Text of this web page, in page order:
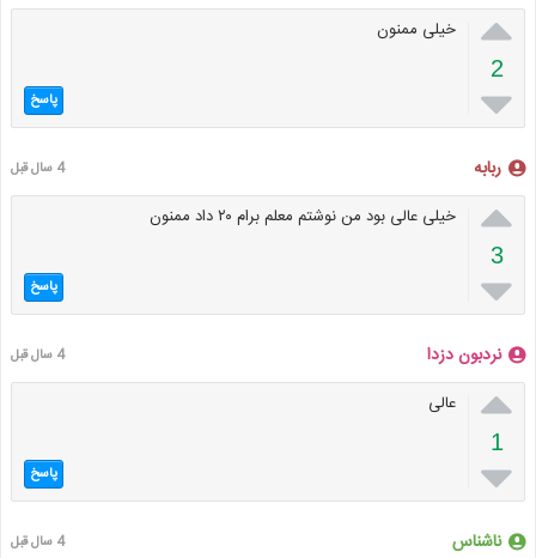

2

خیلی ممنون
پاسخ
ربابه 4 سال قبل

3

خیلی عالی بود من نوشتم معلم برام ۲۰ داد ممنون
پاسخ
نردبون دزدا 4 سال قبل

1

عالی
پاسخ
ناشناس 4 سال قبل